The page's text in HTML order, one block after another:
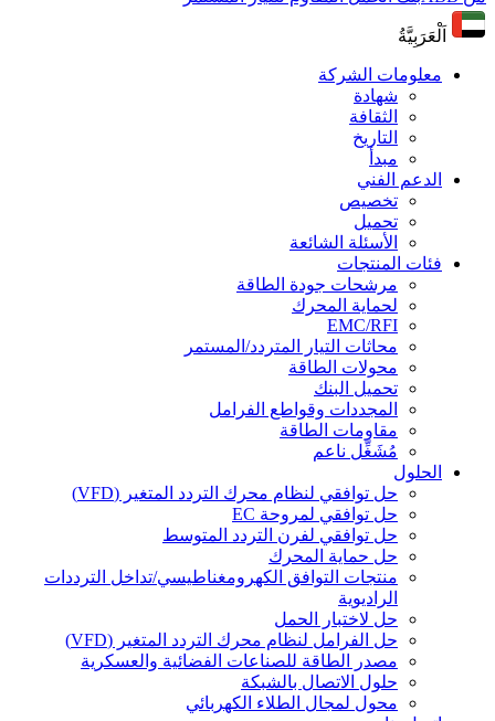
اَلْعَرَبِيَّةُ
معلومات الشركة
شهادة
الثقافة
التاريخ
مبدأ
الدعم الفني
تخصيص
تحميل
الأسئلة الشائعة
فئات المنتجات
مرشحات جودة الطاقة
لحماية المحرك
EMC/RFI
محاثات التيار المتردد/المستمر
محولات الطاقة
تحميل البنك
المجددات وقواطع الفرامل
مقاومات الطاقة
مُشَغِّل ناعم
الحلول
حل توافقي لنظام محرك التردد المتغير (VFD)
حل توافقي لمروحة EC
حل توافقي لفرن التردد المتوسط
حل حماية المحرك
منتجات التوافق الكهرومغناطيسي/تداخل الترددات
الراديوية
حل لاختبار الحمل
حل الفرامل لنظام محرك التردد المتغير (VFD)
مصدر الطاقة للصناعات الفضائية والعسكرية
حلول الاتصال بالشبكة
محول لمجال الطلاء الكهربائي